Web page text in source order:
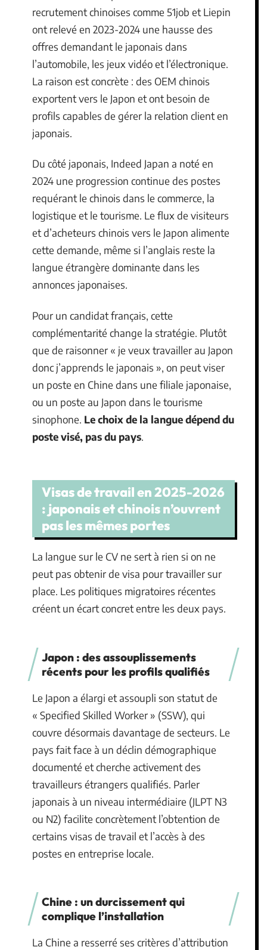
recrutement chinoises comme 51job et Liepin
ont relevé en 2023-2024 une hausse des
offres demandant le japonais dans
l’automobile, les jeux vidéo et l’électronique.
La raison est concrète : des OEM chinois
exportent vers le Japon et ont besoin de
profils capables de gérer la relation client en
japonais.
Du côté japonais, Indeed Japan a noté en
2024 une progression continue des postes
requérant le chinois dans le commerce, la
logistique et le tourisme. Le flux de visiteurs
et d’acheteurs chinois vers le Japon alimente
cette demande, même si l’anglais reste la
langue étrangère dominante dans les
annonces japonaises.
Pour un candidat français, cette
complémentarité change la stratégie. Plutôt
que de raisonner « je veux travailler au Japon
donc j’apprends le japonais », on peut viser
un poste en Chine dans une filiale japonaise,
ou un poste au Japon dans le tourisme
sinophone. Le choix de la langue dépend du
poste visé, pas du pays.
Visas de travail en 2025-2026
: japonais et chinois n’ouvrent
pas les mêmes portes
La langue sur le CV ne sert à rien si on ne
peut pas obtenir de visa pour travailler sur
place. Les politiques migratoires récentes
créent un écart concret entre les deux pays.
Japon : des assouplissements
récents pour les profils qualifiés
Le Japon a élargi et assoupli son statut de
« Specified Skilled Worker » (SSW), qui
couvre désormais davantage de secteurs. Le
pays fait face à un déclin démographique
documenté et cherche activement des
travailleurs étrangers qualifiés. Parler
japonais à un niveau intermédiaire (JLPT N3
ou N2) facilite concrètement l’obtention de
certains visas de travail et l’accès à des
postes en entreprise locale.
Chine : un durcissement qui
complique l’installation
La Chine a resserré ses critères d’attribution